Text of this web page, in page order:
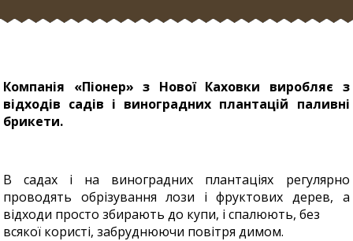
Компанія «Піонер» з Нової Каховки виробляє з
відходів садів і виноградних плантацій паливні
брикети.
В садах і на виноградних плантаціях регулярно
проводять обрізування лози і фруктових дерев, а
відходи просто збирають до купи, і спалюють, без
всякої користі, забруднюючи повітря димом.